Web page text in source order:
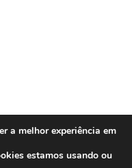
a melhor experiência em
estamos usando ou